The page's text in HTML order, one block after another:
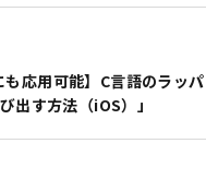
応用可能】C言語のラッ
出す方法（iOS）」